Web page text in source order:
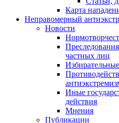
Карта
Неправомерный
Новости
частных лиц
Иные
действия
Мнения
Публикации